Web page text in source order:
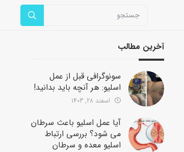
آخرین مطالب
سونوگرافی قبل از عمل
اسلیو: هر آنچه باید بدانید!
اسفند 28, 1403
آیا عمل اسلیو باعث سرطان
می شود؟ بررسی ارتباط
اسلیو معده و سرطان